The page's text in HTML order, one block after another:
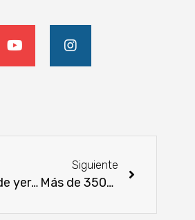
Envío de yerba mate a Siria generará USD 400.000
Siguiente
Más de 3500 niños festejaron su día a todo color y diversión